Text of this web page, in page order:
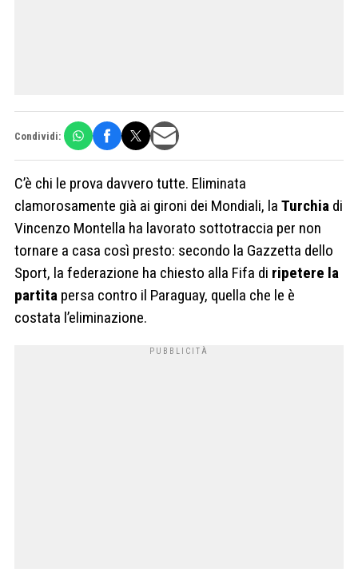
Condividi:
C’è chi le prova davvero tutte. Eliminata
clamorosamente già ai gironi dei Mondiali, la Turchia di
Vincenzo Montella ha lavorato sottotraccia per non
tornare a casa così presto: secondo la Gazzetta dello
Sport, la federazione ha chiesto alla Fifa di ripetere la
partita persa contro il Paraguay, quella che le è
costata l’eliminazione.